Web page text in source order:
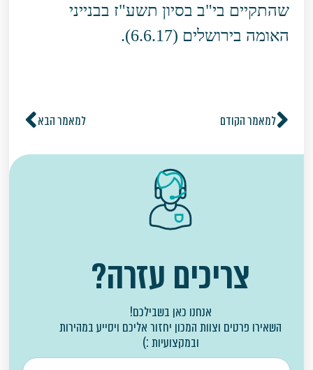
שהתקיים בי"ב בסיון תשע"ז בבנייני
האומה בירושלים (6.6.17).
למאמר הקודם למאמר הבא
צריכים עזרה?
אנחנו כאן בשבילכם!
השאירו פרטים וצוות המכון יחזור אליכם ויסייע במהירות
ובמקצועיות :)